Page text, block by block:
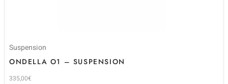
Suspension
ONDELLA O1 – SUSPENSION
335,00€